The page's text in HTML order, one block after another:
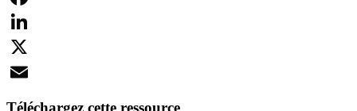
Facebook
LinkedIn
X